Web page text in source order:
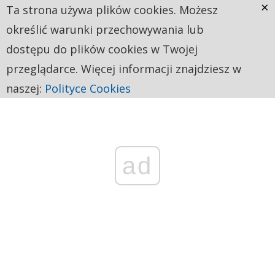
ad
Ta strona używa plików cookies. Możesz
określić warunki przechowywania lub
dostępu do plików cookies w Twojej
przeglądarce. Więcej informacji znajdziesz w
naszej: Polityce Cookies
×